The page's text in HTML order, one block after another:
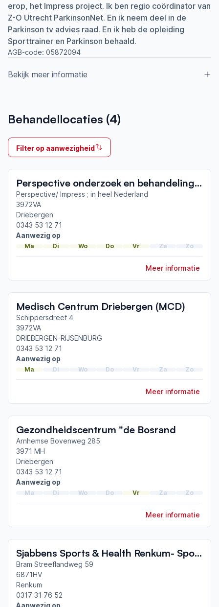
erop, het Impress project. Ik ben regio coördinator van
Z-O Utrecht ParkinsonNet. En ik neem deel in de
Parkinson tv advies raad. En ik heb de opleiding
Sporttrainer en Parkinson behaald.
AGB-code: 05872094
Bekijk meer informatie
2009
Ik behandel
Op locatie & Thuis
netwerk
Utrecht Zuidoost
Afgeronde ParkinsonNet-scholingen
ParkinsonNet congres 2026
Coördinatorendag 2025
ParkinsonNet congres 2025
Behandellocaties (4)
Filter op aanwezigheid
Perspective onderzoek en behandeling Parkinson- overal
Perspective/ Impress ; in heel Nederland
3972VA
Driebergen
0343 53 12 71
Aanwezig op
Ma Di Wo Do Vr Za Zo
Meer informatie
Medisch Centrum Driebergen (MCD)
Schippersdreef 4
3972VA
DRIEBERGEN-RIJSENBURG
0343 53 12 71
Aanwezig op
Ma Di Wo Do Vr Za Zo
Meer informatie
Gezondheidscentrum "de Bosrand
Arnhemse Bovenweg 285
3971 MH
Driebergen
0343 53 12 71
Aanwezig op
Ma Di Wo Do Vr Za Zo
Meer informatie
Sjabbens Sports & Health Renkum- Sporttrainer en Parkinson
Bram Streeflandweg 59
6871HV
Renkum
0317 31 76 52
Aanwezig op